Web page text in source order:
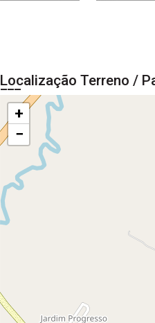
Localização Terreno /
+
−